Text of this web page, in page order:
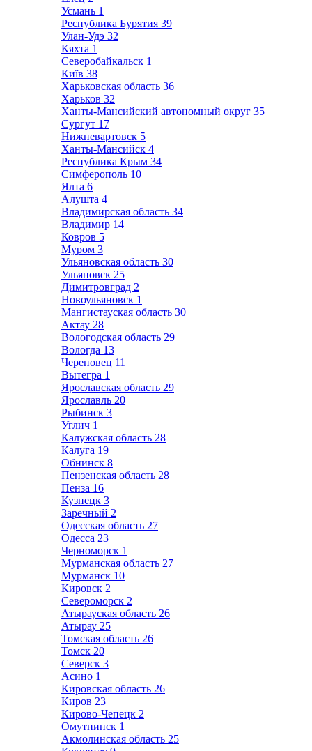
Усмань 1
Республика Бурятия 39
Улан-Удэ 32
Кяхта 1
Северобайкальск 1
Київ 38
Харьковская область 36
Харьков 32
Ханты-Мансийский автономный округ 35
Сургут 17
Нижневартовск 5
Ханты-Мансийск 4
Республика Крым 34
Симферополь 10
Ялта 6
Алушта 4
Владимирская область 34
Владимир 14
Ковров 5
Муром 3
Ульяновская область 30
Ульяновск 25
Димитровград 2
Новоульяновск 1
Мангистауская область 30
Актау 28
Вологодская область 29
Вологда 13
Череповец 11
Вытегра 1
Ярославская область 29
Ярославль 20
Рыбинск 3
Углич 1
Калужская область 28
Калуга 19
Обнинск 8
Пензенская область 28
Пенза 16
Кузнецк 3
Заречный 2
Одесская область 27
Одесса 23
Черноморск 1
Мурманская область 27
Мурманск 10
Кировск 2
Североморск 2
Атырауская область 26
Атырау 25
Томская область 26
Томск 20
Северск 3
Асино 1
Кировская область 26
Киров 23
Кирово-Чепецк 2
Омутнинск 1
Акмолинская область 25